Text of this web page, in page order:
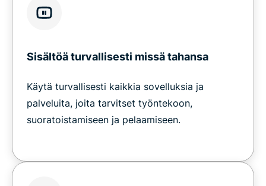
Sisältöä turvallisesti missä tahansa
Käytä turvallisesti kaikkia sovelluksia ja
palveluita, joita tarvitset työntekoon,
suoratoistamiseen ja pelaamiseen.